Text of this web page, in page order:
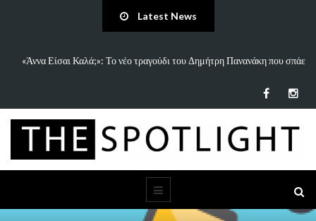
Latest News
«Άννα Είσαι Καλά;»: Το νέο τραγούδι του Δημήτρη Πανανάκη που σπάει